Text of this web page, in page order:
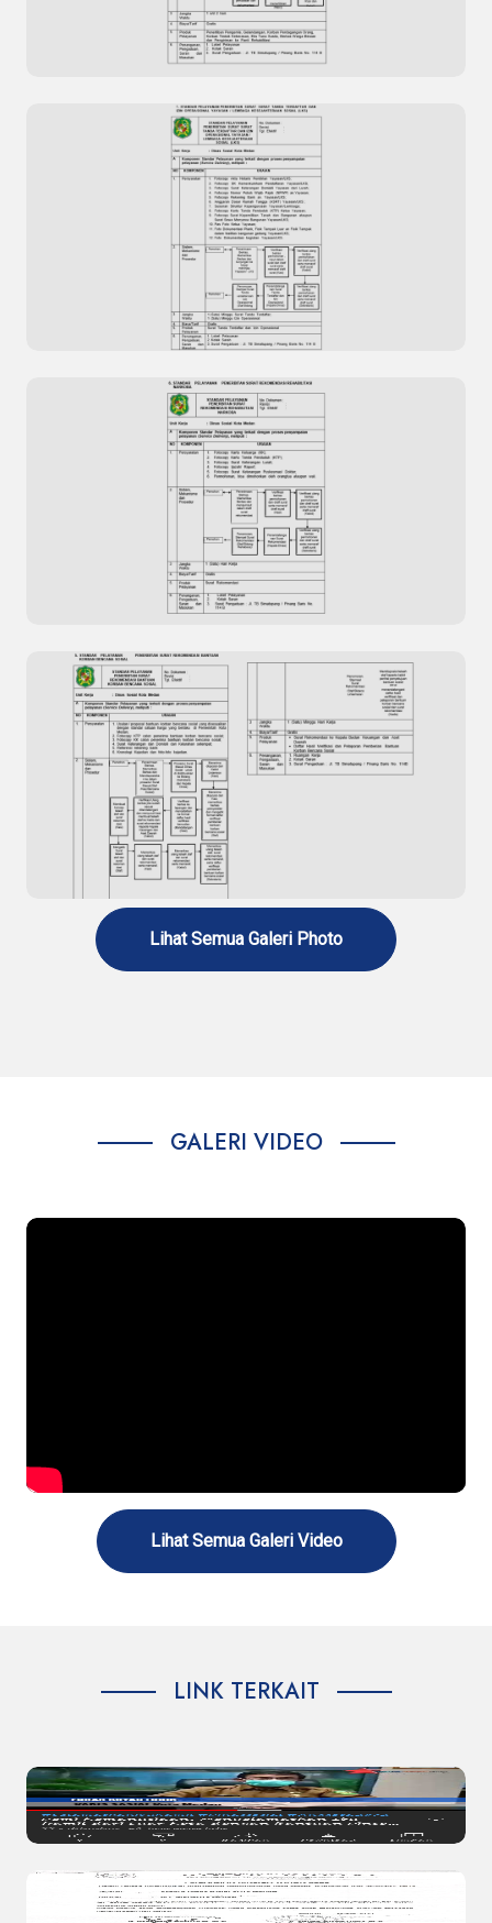
Pemulangan Orang Terlantar
Standar Pelayanan Razia Penertiban
Penyandang Masalah Kesejahteraan Sosial
(PMKS)
Standar Pelayanan Penerbitan Surat Surat
Tanda Terdaftar dan Izin Operasional Yayasan /
Lembaga Kesejahteraan Sosial (LKS)
Standar Pelayanan Penerbitan Surat
Rekomendasi Rehabilitasi Narkoba
Lihat Semua Galeri Photo
GALERI VIDEO
Lihat Semua Galeri Video
LINK TERKAIT